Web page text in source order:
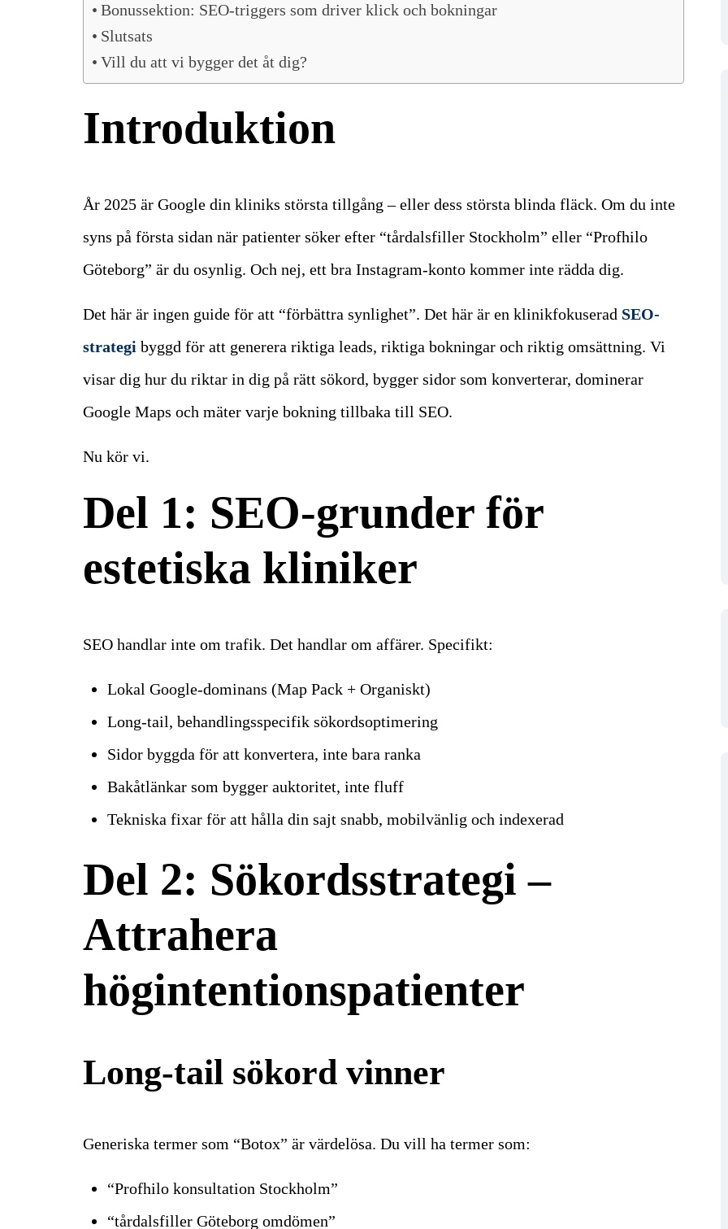
Bonussektion: SEO-triggers som driver klick och bokningar
Slutsats
Vill du att vi bygger det åt dig?
Introduktion
År 2025 är Google din kliniks största tillgång – eller dess största blinda fläck. Om du inte
syns på första sidan när patienter söker efter “tårdalsfiller Stockholm” eller “Profhilo
Göteborg” är du osynlig. Och nej, ett bra Instagram-konto kommer inte rädda dig.
Det här är ingen guide för att “förbättra synlighet”. Det här är en klinikfokuserad SEO-
strategi byggd för att generera riktiga leads, riktiga bokningar och riktig omsättning. Vi
visar dig hur du riktar in dig på rätt sökord, bygger sidor som konverterar, dominerar
Google Maps och mäter varje bokning tillbaka till SEO.
Nu kör vi.
Del 1: SEO-grunder för
estetiska kliniker
SEO handlar inte om trafik. Det handlar om affärer. Specifikt:
Lokal Google-dominans (Map Pack + Organiskt)
Long-tail, behandlingsspecifik sökordsoptimering
Sidor byggda för att konvertera, inte bara ranka
Bakåtlänkar som bygger auktoritet, inte fluff
Tekniska fixar för att hålla din sajt snabb, mobilvänlig och indexerad
Del 2: Sökordsstrategi –
Attrahera
högintentionspatienter
Long-tail sökord vinner
Generiska termer som “Botox” är värdelösa. Du vill ha termer som:
“Profhilo konsultation Stockholm”
“tårdalsfiller Göteborg omdömen”